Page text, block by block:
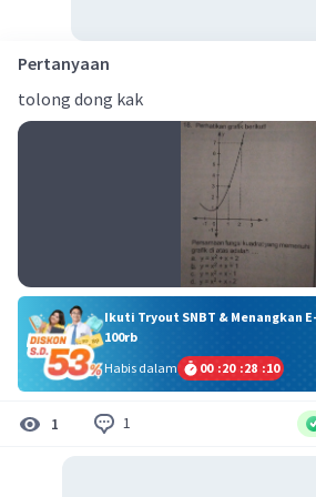
Pertanyaan
tolong dong kak
Ikuti Tryout SNBT & Menangkan
100rb
Habis dalam
00 :20 :28 :09
1 1